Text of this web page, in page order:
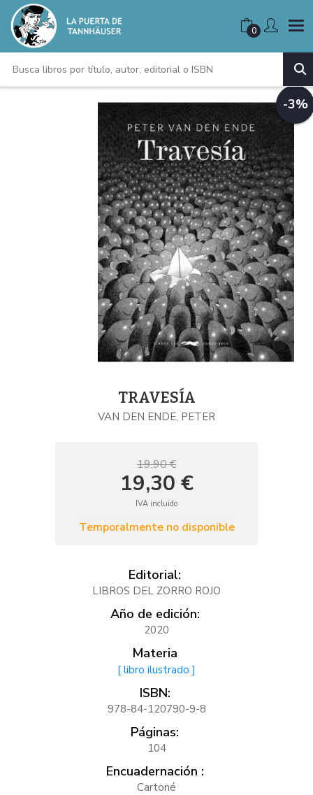
0
-3%
TRAVESÍA
VAN DEN ENDE, PETER
19,90 €
19,30 €
IVA incluido
Temporalmente no disponible
Editorial:
LIBROS DEL ZORRO ROJO
Año de edición:
2020
Materia
[ libro ilustrado ]
ISBN:
978-84-120790-9-8
Páginas:
104
Encuadernación :
Cartoné